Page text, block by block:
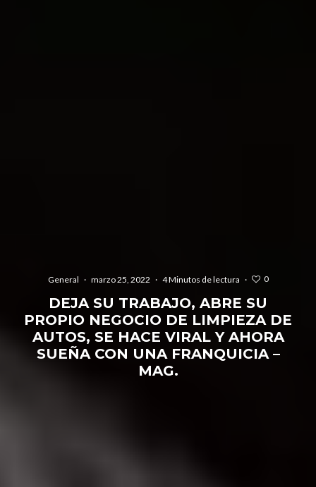
General · marzo 25, 2022 · 4 Minutos de lectura · 0
DEJA SU TRABAJO, ABRE SU
PROPIO NEGOCIO DE LIMPIEZA DE
AUTOS, SE HACE VIRAL Y AHORA
SUEÑA CON UNA FRANQUICIA –
MAG.